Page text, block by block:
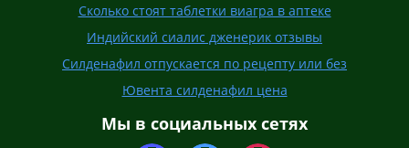
Сколько стоят таблетки виагра в аптеке
Индийский сиалис дженерик отзывы
Силденафил отпускается по рецепту или без
Ювента силденафил цена
Мы в социальных сетях